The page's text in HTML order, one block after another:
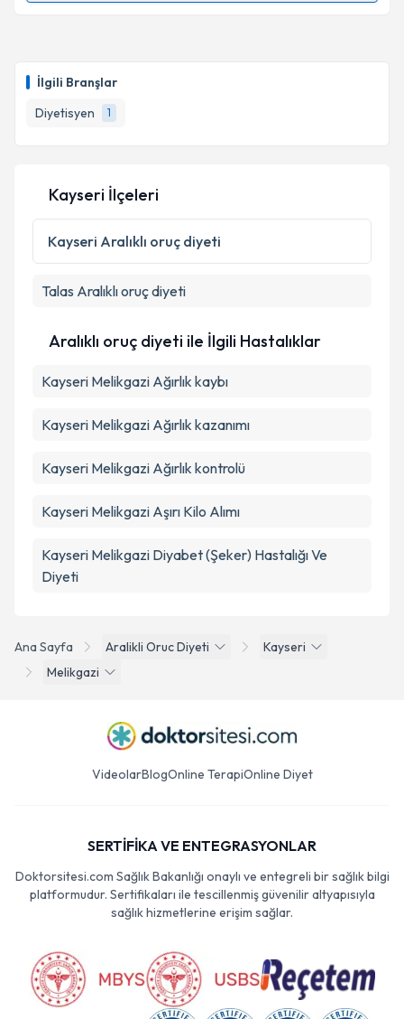
İlgili Branşlar
Diyetisyen
1
takvim hazırlandığında e-posta ile bilgilendireceğiz.
E-posta Adresiniz
Kişisel verilerimin işlenmesine ilişkinAydınlatma
Metni
'ni okudum ve kişisel verilerimin belirtilen
kapsamda işlenmesini kabul ediyorum.
Ana Sayfa Aralikli Oruc Diyeti
Kayseri
Melikgazi
Kayseri İlçeleri
Kayseri Aralıklı oruç diyeti
Talas Aralıklı oruç diyeti
Aralıklı oruç diyeti ile İlgili Hastalıklar
Kayseri Melikgazi Ağırlık kaybı
Kayseri Melikgazi Ağırlık kazanımı
Kayseri Melikgazi Ağırlık kontrolü
Kayseri Melikgazi Aşırı Kilo Alımı
Kayseri Melikgazi Diyabet (Şeker) Hastalığı Ve
Diyeti
VideolarBlogOnline TerapiOnline Diyet
SERTİFİKA VE ENTEGRASYONLAR
Doktorsitesi.com Sağlık Bakanlığı onaylı ve entegreli bir sağlık bilgi
platformudur. Sertifikaları ile tescillenmiş güvenilir altyapısıyla
sağlık hizmetlerine erişim sağlar.